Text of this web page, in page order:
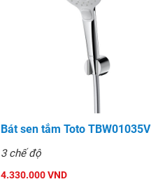
Bát sen tắm Toto TBW01035V
3 chế độ
4.330.000 VND